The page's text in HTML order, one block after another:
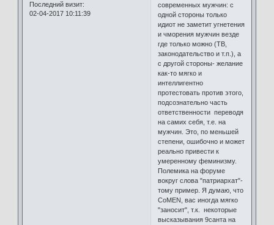
Последний визит:
02-04-2017 10:11:39
современных мужчин: с
одной стороны только
идиот не заметит угнетения
и чморения мужчин везде
где только можно (ТВ,
законодательство и т.п.), а
с другой стороны- желание
как-то мягко и
интеллигентно
протестовать против этого,
подсознательно часть
ответственности переводя
на самих себя, т.е. на
мужчин. Это, по меньшей
степени, ошибочно и может
реально привести к
умеренному феминизму.
Полемика на форуме
вокруг слова "патриархат"-
тому пример. Я думаю, что
CoMEN, вас иногда мягко
"заносит", т.к. некоторые
высказывания 9санта на